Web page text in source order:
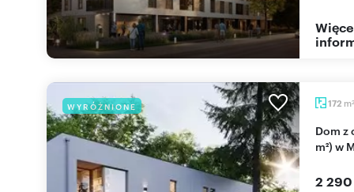
WYRÓŻNIONE 172 m2
Dom z ogrodem, garaż, energooszczędny (172
m²) w
2